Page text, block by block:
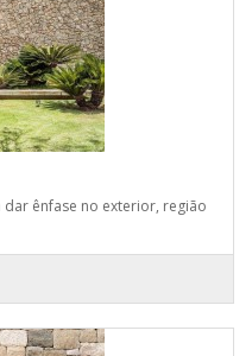
ênfase no exterior, região